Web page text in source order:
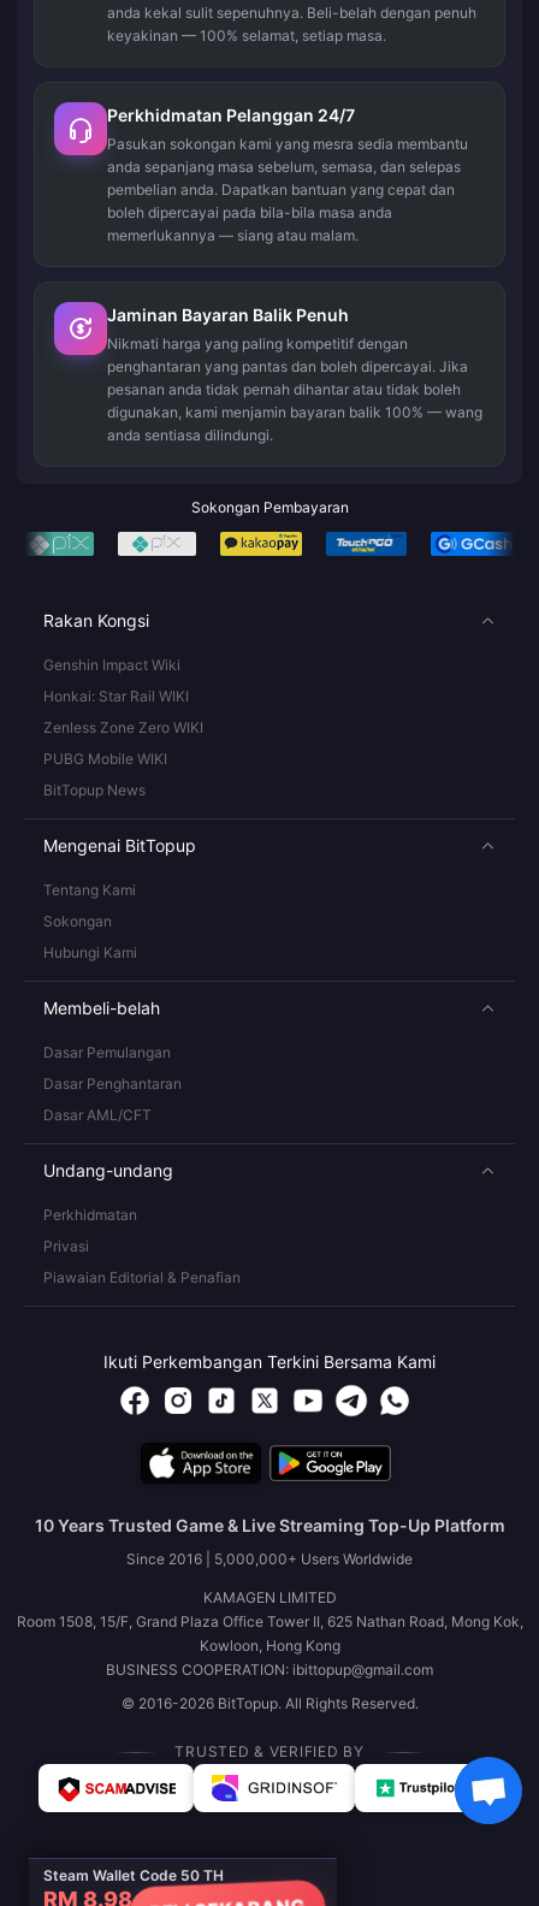
Steam Wallet Code 50 TH
RM 8.98
anda kekal sulit sepenuhnya. Beli-belah dengan penuh
keyakinan — 100% selamat, setiap masa.
Perkhidmatan Pelanggan 24/7
Pasukan sokongan kami yang mesra sedia membantu
anda sepanjang masa sebelum, semasa, dan selepas
pembelian anda. Dapatkan bantuan yang cepat dan
boleh dipercayai pada bila-bila masa anda
memerlukannya — siang atau malam.
Jaminan Bayaran Balik Penuh
Nikmati harga yang paling kompetitif dengan
penghantaran yang pantas dan boleh dipercayai. Jika
pesanan anda tidak pernah dihantar atau tidak boleh
digunakan, kami menjamin bayaran balik 100% — wang
anda sentiasa dilindungi.
Sokongan Pembayaran
Rakan Kongsi
Genshin Impact Wiki
Honkai: Star Rail WIKI
Zenless Zone Zero WIKI
PUBG Mobile WIKI
BitTopup News
Mengenai BitTopup
Tentang Kami
Sokongan
Hubungi Kami
Membeli-belah
Dasar Pemulangan
Dasar Penghantaran
Dasar AML/CFT
Undang-undang
Perkhidmatan
Privasi
Piawaian Editorial & Penafian
Ikuti Perkembangan Terkini Bersama Kami
10 Years Trusted Game & Live Streaming Top-Up Platform
Since 2016 | 5,000,000+ Users Worldwide
KAMAGEN LIMITED
Room 1508, 15/F, Grand Plaza Office Tower II, 625 Nathan Road, Mong Kok,
Kowloon, Hong Kong
BUSINESS COOPERATION: ibittopup@gmail.com
© 2016-2026 BitTopup. All Rights Reserved.
TRUSTED & VERIFIED BY